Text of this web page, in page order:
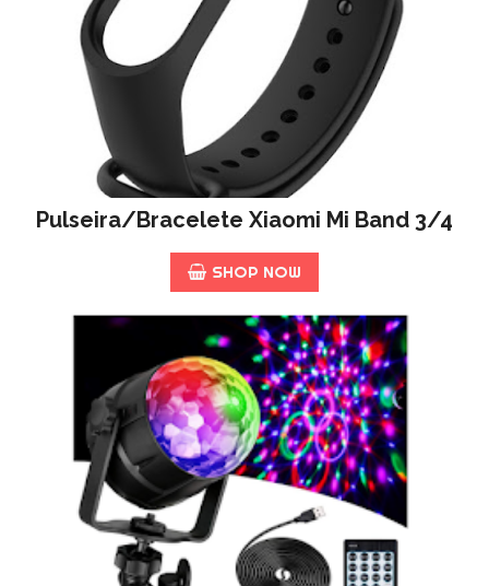
Pulseira/Bracelete Xiaomi Mi Band 3/4
SHOP NOW